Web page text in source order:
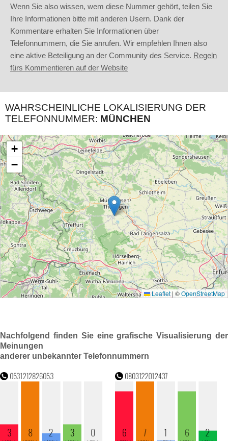
Wenn Sie also wissen, wem diese Nummer gehört, teilen Sie
Ihre Informationen bitte mit anderen Usern. Dank der
Kommentare erhalten Sie Informationen über
Telefonnummern, die Sie anrufen. Wir empfehlen Ihnen also
eine aktive Beteiligung an der Community des Service. Regeln
fürs Kommentieren auf der Website
WAHRSCHEINLICHE LOKALISIERUNG DER
TELEFONNUMMER: MÜNCHEN
Nachfolgend finden Sie eine grafische Visualisierung der
Meinungen
anderer unbekannter Telefonnummern